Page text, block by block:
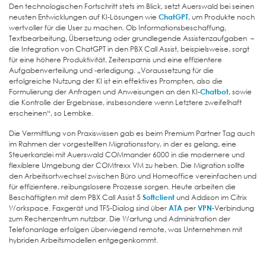
Den technologischen Fortschritt stets im Blick, setzt Auerswald bei seinen
neusten Entwicklungen auf KI-Lösungen wie ChatGPT, um Produkte noch
wertvoller für die User zu machen. Ob Informationsbeschaffung,
Textbearbeitung, Übersetzung oder grundlegende Assistenzaufgaben –
die Integration von ChatGPT in den PBX Call Assist, beispielsweise, sorgt
für eine höhere Produktivität, Zeitersparnis und eine effizientere
Aufgabenverteilung und -erledigung. „Voraussetzung für die
erfolgreiche Nutzung der KI ist ein effektives Prompten, also die
Formulierung der Anfragen und Anweisungen an den KI-Chatbot, sowie
die Kontrolle der Ergebnisse, insbesondere wenn Letztere zweifelhaft
erscheinen“, so Lembke.
Die Vermittlung von Praxiswissen gab es beim Premium Partner Tag auch
im Rahmen der vorgestellten Migrationsstory, in der es gelang, eine
Steuerkanzlei mit Auerswald COMmander 6000 in die modernere und
flexiblere Umgebung der COMtrexx VM zu heben. Die Migration sollte
den Arbeitsortwechsel zwischen Büro und Homeoffice vereinfachen und
für effizientere, reibungslosere Prozesse sorgen. Heute arbeiten die
Beschäftigten mit dem PBX Call Assist 5 Softclientund Addison im Citrix
Workspace. Faxgerät und TFS-Dialog sind überATA perVPN-Verbindung
zum Rechenzentrum nutzbar. Die Wartung und Administration der
Telefonanlage erfolgen überwiegend remote, was Unternehmen mit
hybriden Arbeitsmodellen entgegenkommt.